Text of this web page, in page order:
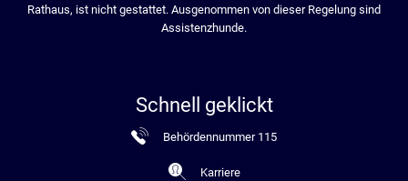
Rathaus, ist nicht gestattet. Ausgenommen von dieser Regelung sind
Assistenzhunde.
Schnell geklickt
Behördennummer 115
Karriere